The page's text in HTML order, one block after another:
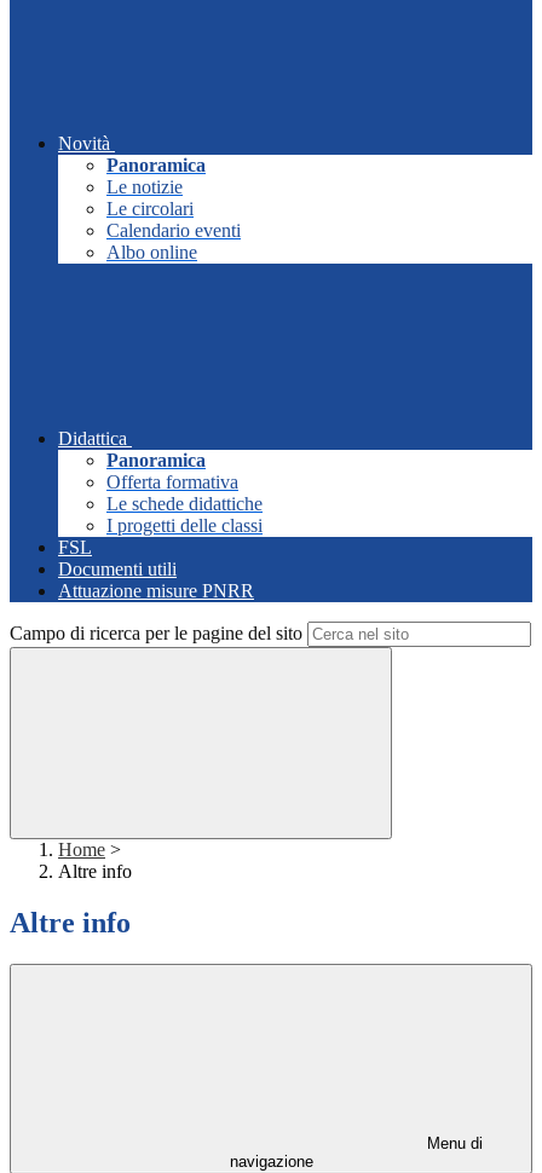
Novità
Panoramica
Le notizie
Le circolari
Calendario eventi
Albo online
Didattica
Panoramica
Offerta formativa
Le schede didattiche
I progetti delle classi
FSL
Documenti utili
Attuazione misure PNRR
Campo di ricerca per le pagine del sito
Home >
Altre info
Altre info
Menu di
navigazione